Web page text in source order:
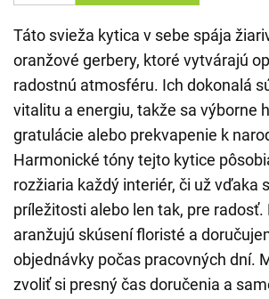
Táto svieža kytica v sebe spája
oranžové gerbery, ktoré vytvárajú
radostnú atmosféru. Ich dokonalá
vitalitu a energiu, takže sa výborne
gratulácie alebo prekvapenie k
Harmonické tóny tejto kytice
rozžiaria každý interiér, či už vďaka
príležitosti alebo len tak, pre radosť.
aranžujú skúsení floristé a
objednávky počas pracovných dní.
zvoliť si presný čas doručenia a